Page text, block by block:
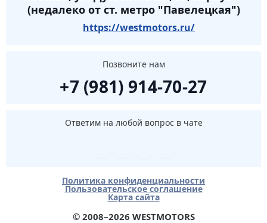
(недалеко от ст. метро "Павелецкая")
https://westmotors.ru/
Позвоните нам
+7 (981) 914-70-27
Ответим на любой вопрос в чате
Политика конфиденциальности
Пользовательское соглашение
Карта сайта
© 2008–2026 WESTMOTORS